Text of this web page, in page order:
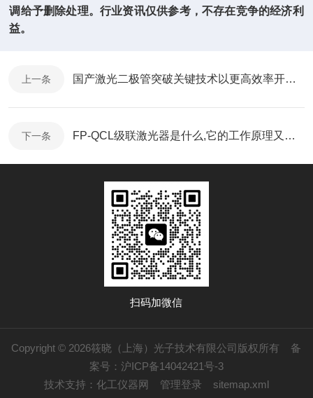
调给予删除处理。行业资讯仅供参考，不存在竞争的经济利
益。
上一条 国产激光二极管突破关键技术以更高效率开启半导体光电转化技术。
下一条 FP-QCL级联激光器是什么,它的工作原理又是怎样的？
扫码加微信
Copyright © 2026筱晓（上海）光子技术有限公司版权所有 备
案号：沪ICP备14042421号-3
技术支持： 化工仪器网 管理登录 sitemap.xml